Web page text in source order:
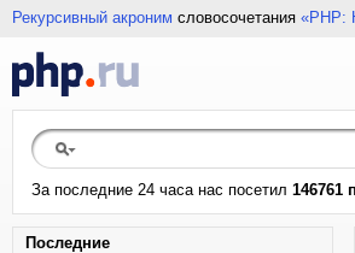
Рекурсивный акроним словосочетания «PHP:
За последние 24 часа нас посетил 146761
Последние